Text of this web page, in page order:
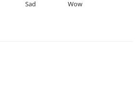
Sad Wow